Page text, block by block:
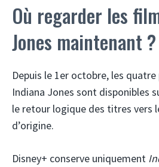
Où regarder les
Jones maintenant ?
Depuis le 1er octobre, les
Indiana Jones sont disponibles
le retour logique des titres vers
d’origine.
Disney+ conserve uniquement